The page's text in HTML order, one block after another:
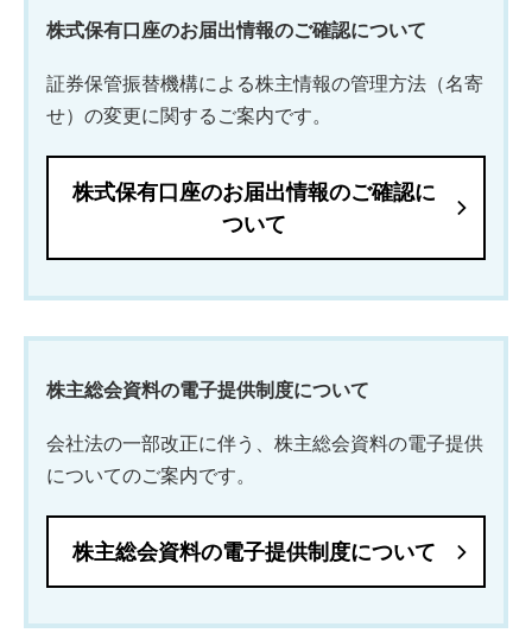
株式保有口座のお届出情報のご確認について
証券保管振替機構による株主情報の管理方法（名寄
せ）の変更に関するご案内です。
株式保有口座のお届出情報のご確認に
ついて
株主総会資料の電子提供制度について
会社法の一部改正に伴う、株主総会資料の電子提供
についてのご案内です。
株主総会資料の電子提供制度について